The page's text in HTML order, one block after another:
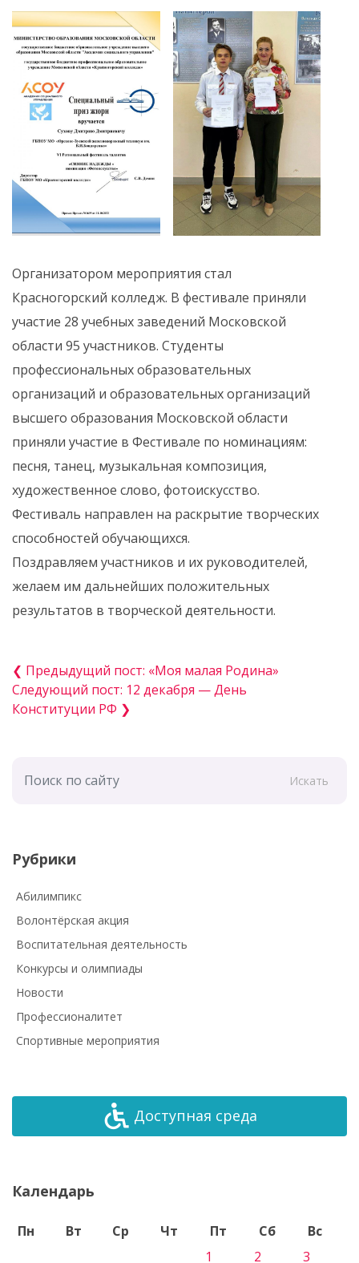
Организатором мероприятия стал
Красногорский колледж. В фестивале приняли
участие 28 учебных заведений Московской
области 95 участников. Студенты
профессиональных образовательных
организаций и образовательных организаций
высшего образования Московской области
приняли участие в Фестивале по номинациям:
песня, танец, музыкальная композиция,
художественное слово, фотоискусство.
Фестиваль направлен на раскрытие творческих
способностей обучающихся.
Поздравляем участников и их руководителей,
желаем им дальнейших положительных
результатов в творческой деятельности.
❮ Предыдущий пост: «Моя малая Родина»
Следующий пост: 12 декабря — День
Конституции РФ ❯
Искать
Рубрики
Абилимпикс
Волонтёрская акция
Воспитательная деятельность
Конкурсы и олимпиады
Новости
Профессионалитет
Спортивные мероприятия
Доступная среда
Календарь
Пн Вт Ср Чт Пт Сб
Вс
1
2 3